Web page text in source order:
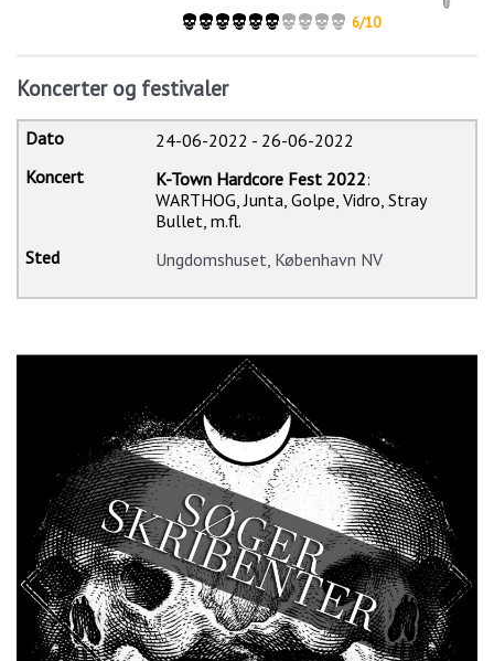
6/10
Koncerter og festivaler
24-06-2022 - 26-06-2022
K-Town Hardcore Fest 2022:
WARTHOG, Junta, Golpe, Vidro, Stray
Bullet, m.fl.
Ungdomshuset, København NV